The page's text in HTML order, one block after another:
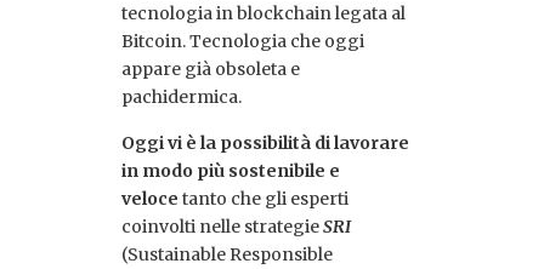
tecnologia in blockchain legata al
Bitcoin. Tecnologia che oggi
appare già obsoleta e
pachidermica.
Oggi vi è la possibilità di lavorare
in modo più sostenibile e
veloce tanto che gli esperti
coinvolti nelle strategieSRI
(Sustainable Responsible